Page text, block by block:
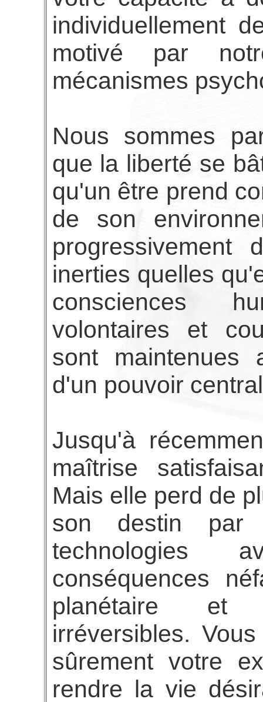
individuellement
motivé par
mécanismes
Nous sommes
que la liberté se
qu'un être prend
de son
progressivement
inerties quelles
consciences
volontaires et
sont maintenues
d'un pouvoir
Jusqu'à
maîtrise
Mais elle perd de
son destin par
technologies
conséquences
planétaire et
irréversibles.
sûrement votre
rendre la vie